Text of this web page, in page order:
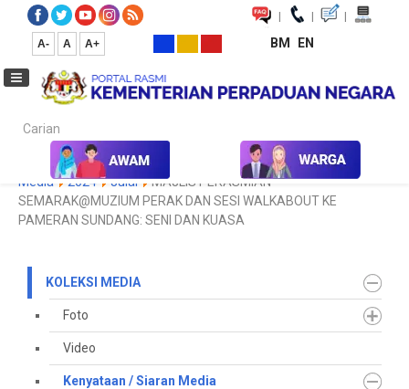
| | |
A- A A+ BM EN
Carian...
Laman Utama Media Koleksi Media
Kenyataan / Siaran
Media
2024 Julai
MAJLIS PERASMIAN
SEMARAK@MUZIUM PERAK DAN SESI WALKABOUT KE
PAMERAN SUNDANG: SENI DAN KUASA
KOLEKSI MEDIA
Foto
Video
Kenyataan / Siaran Media